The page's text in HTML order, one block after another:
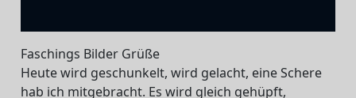
Faschings Bilder Grüße
Heute wird geschunkelt, wird gelacht, eine Schere
hab ich mitgebracht. Es wird gleich gehüpft,